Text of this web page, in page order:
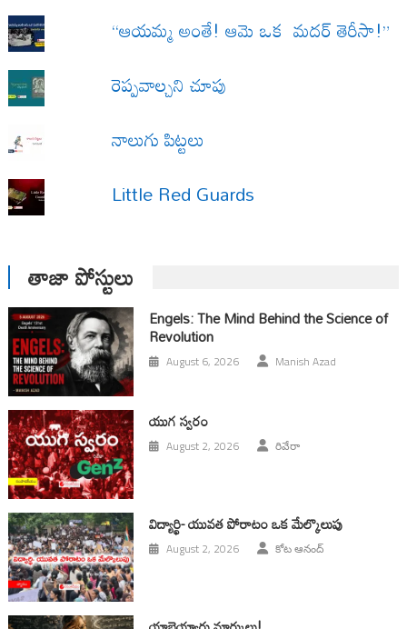
“ఆయమ్మ అంతే! ఆమె ఒక మదర్ తెరీసా!”
రెప్పవాల్చని చూపు
నాలుగు పిట్టలు
Little Red Guards
తాజా పోస్టులు
Engels: The Mind Behind the Science of
Revolution
August 6, 2026 Manish Azad
యుగ స్వ‌రం
August 2, 2026 రివేరా
విద్యార్థి- యువత పోరాటం ఒక మేల్కొలుపు
August 2, 2026 కోట ఆనంద్